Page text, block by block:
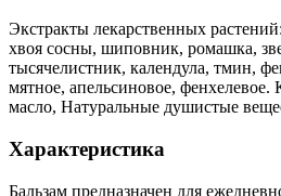
Экстракты лекарственных
хвоя сосны, шиповник, ромашка,
тысячелистник, календула, тмин,
мятное, апельсиновое, фенхелевое.
масло, Натуральные душистые
Характеристика
Бальзам предназначен для